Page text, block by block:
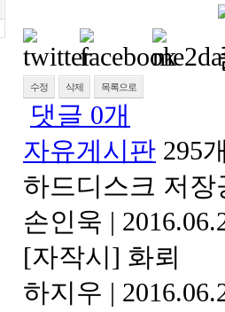
수정 삭제 목록으로
댓글 0개
자유게시판 295
하드디스크 저
손인욱 |
[자작시] 화뢰
하지우 |